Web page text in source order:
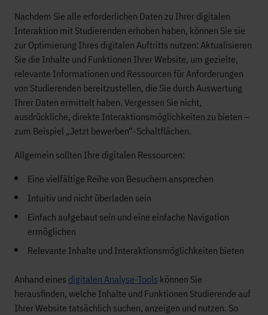
Nachdem Sie alle erforderlichen Daten zu Ihrer digitalen
Interaktion mit Studierenden erhoben haben, können Sie sie
zur Optimierung Ihres digitalen Auftritts nutzen: Aktualisieren
Sie die Inhalte und Funktionen Ihrer Website, um gezielte,
relevante Informationen und Ressourcen für Anforderungen
von Studierenden bereitzustellen, die Sie durch Auswertung
Ihrer Daten ermittelt haben. Vergessen Sie nicht,
ausdrückliche, direkte Interaktionsmöglichkeiten zu bieten –
zum Beispiel „Jetzt bewerben“-Schaltflächen.
Allgemein sollten Ihre digitalen Ressourcen:
Eine vielfältige Reihe von Besuchern ansprechen
Intuitiv und nicht überladen sein
Einfach aufgebaut sein und eine einfache Navigation
ermöglichen
Relevante Inhalte und Interaktionsmöglichkeiten bieten
Anhand eines digitalen Analyse-Tools können Sie
herausfinden, welche Inhalte und Funktionen Studierende auf
Ihrer Website tatsächlich suchen, anzeigen und nutzen. So